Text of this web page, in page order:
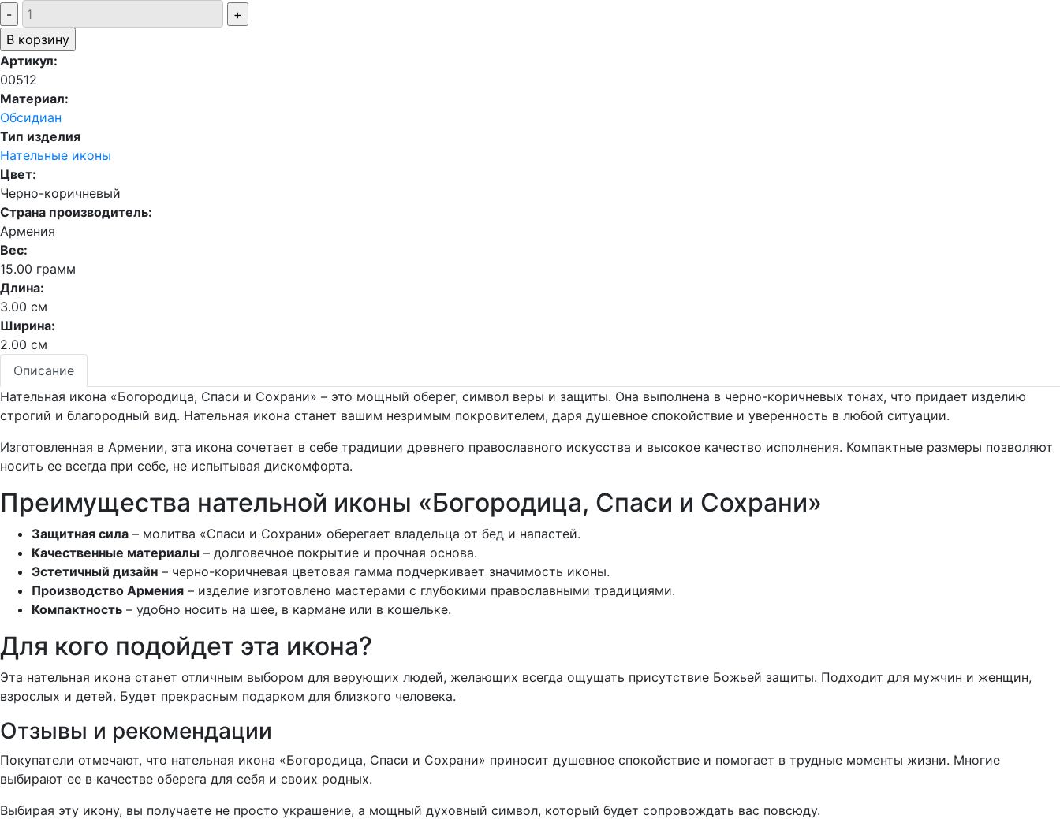
Артикул:
00512
Материал:
Обсидиан
Тип изделия
Нательные иконы
Цвет:
Черно-коричневый
Страна производитель:
Армения
Вес:
15.00 грамм
Длина:
3.00 см
Ширина:
2.00 см
Описание
Нательная икона «Богородица, Спаси и Сохрани» – это мощный оберег, символ веры и защиты. Она выполнена в черно-коричневых тонах, что придает изделию
строгий и благородный вид. Нательная икона станет вашим незримым покровителем, даря душевное спокойствие и уверенность в любой ситуации.
Изготовленная в Армении, эта икона сочетает в себе традиции древнего православного искусства и высокое качество исполнения. Компактные размеры позволяют
носить ее всегда при себе, не испытывая дискомфорта.
Преимущества нательной иконы «Богородица, Спаси и Сохрани»
Защитная сила – молитва «Спаси и Сохрани» оберегает владельца от бед и напастей.
Качественные материалы – долговечное покрытие и прочная основа.
Эстетичный дизайн – черно-коричневая цветовая гамма подчеркивает значимость иконы.
Производство Армения – изделие изготовлено мастерами с глубокими православными традициями.
Компактность – удобно носить на шее, в кармане или в кошельке.
Для кого подойдет эта икона?
Эта нательная икона станет отличным выбором для верующих людей, желающих всегда ощущать присутствие Божьей защиты. Подходит для мужчин и женщин,
взрослых и детей. Будет прекрасным подарком для близкого человека.
Отзывы и рекомендации
Покупатели отмечают, что нательная икона «Богородица, Спаси и Сохрани» приносит душевное спокойствие и помогает в трудные моменты жизни. Многие
выбирают ее в качестве оберега для себя и своих родных.
Выбирая эту икону, вы получаете не просто украшение, а мощный духовный символ, который будет сопровождать вас повсюду.